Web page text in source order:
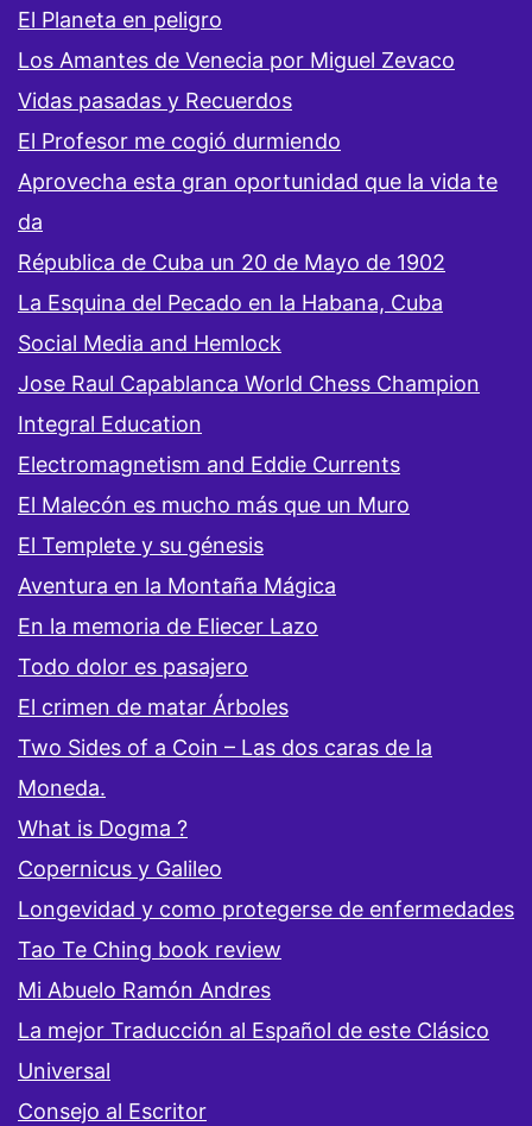
El Planeta en peligro
Los Amantes de Venecia por Miguel Zevaco
Vidas pasadas y Recuerdos
El Profesor me cogió durmiendo
Aprovecha esta gran oportunidad que la vida te
da
Républica de Cuba un 20 de Mayo de 1902
La Esquina del Pecado en la Habana, Cuba
Social Media and Hemlock
Jose Raul Capablanca World Chess Champion
Integral Education
Electromagnetism and Eddie Currents
El Malecón es mucho más que un Muro
El Templete y su génesis
Aventura en la Montaña Mágica
En la memoria de Eliecer Lazo
Todo dolor es pasajero
El crimen de matar Árboles
Two Sides of a Coin – Las dos caras de la
Moneda.
What is Dogma ?
Copernicus y Galileo
Longevidad y como protegerse de enfermedades
Tao Te Ching book review
Mi Abuelo Ramón Andres
La mejor Traducción al Español de este Clásico
Universal
Consejo al Escritor